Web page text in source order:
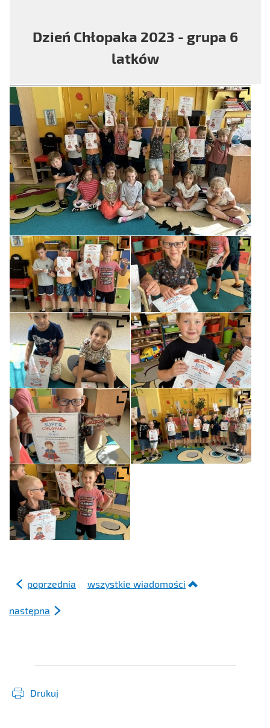
Dzień Chłopaka 2023 - grupa 6
latków
poprzednia wszystkie wiadomości
następna
Drukuj